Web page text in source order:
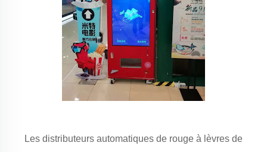
Les distributeurs automatiques de rouge à lèvres de